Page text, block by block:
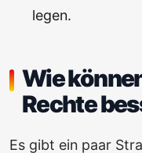
legen.
Wie
Rechte
Es gibt ein paar